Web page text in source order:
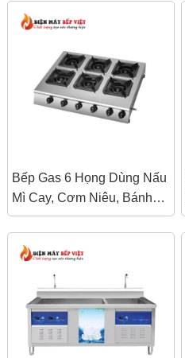
Bếp Gas 6 Họng Dùng Nấu
Mì Cay, Cơm Niêu, Bánh
Xèo